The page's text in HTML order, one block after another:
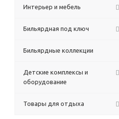
Интерьер и мебель
Бильярдная под ключ
Бильярдные коллекции
Детские комплексы и
оборудование
Товары для отдыха